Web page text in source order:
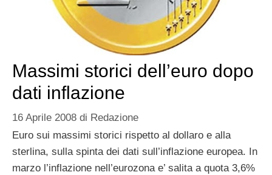
Massimi storici dell’euro dopo
dati inflazione
16 Aprile 2008 di Redazione
Euro sui massimi storici rispetto al dollaro e alla
sterlina, sulla spinta dei dati sull’inflazione europea. In
marzo l’inflazione nell’eurozona e’ salita a quota 3,6%